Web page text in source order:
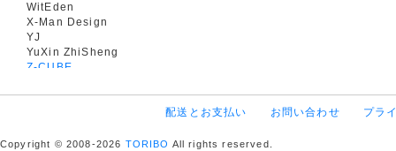
WitEden
X-Man Design
YJ
YuXin ZhiSheng
Z-CUBE
配送とお支払い お問い合わせ プラ
Copyright © 2008-2026 TORIBO All rights reserved.